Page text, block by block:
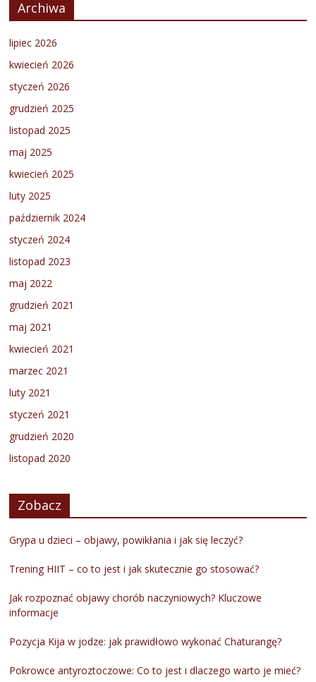
Archiwa
lipiec 2026
kwiecień 2026
styczeń 2026
grudzień 2025
listopad 2025
maj 2025
kwiecień 2025
luty 2025
październik 2024
styczeń 2024
listopad 2023
maj 2022
grudzień 2021
maj 2021
kwiecień 2021
marzec 2021
luty 2021
styczeń 2021
grudzień 2020
listopad 2020
Zobacz
Grypa u dzieci – objawy, powikłania i jak się leczyć?
Trening HIIT – co to jest i jak skutecznie go stosować?
Jak rozpoznać objawy chorób naczyniowych? Kluczowe
informacje
Pozycja Kija w jodze: jak prawidłowo wykonać Chaturangę?
Pokrowce antyroztoczowe: Co to jest i dlaczego warto je mieć?